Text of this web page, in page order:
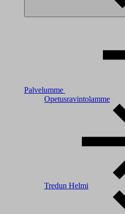
Palvelumme
Opetusravintolamme
Tredun Helmi